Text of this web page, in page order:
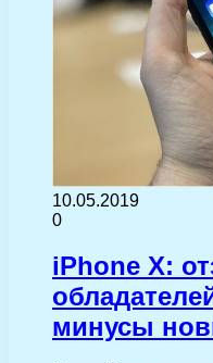
10.05.2019
0
iPhone X:
минусы